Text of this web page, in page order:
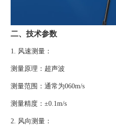
二、技术参数
1. 风速测量：
测量原理：超声波
测量范围：通常为060m/s
测量精度：±0.1m/s
2. 风向测量：